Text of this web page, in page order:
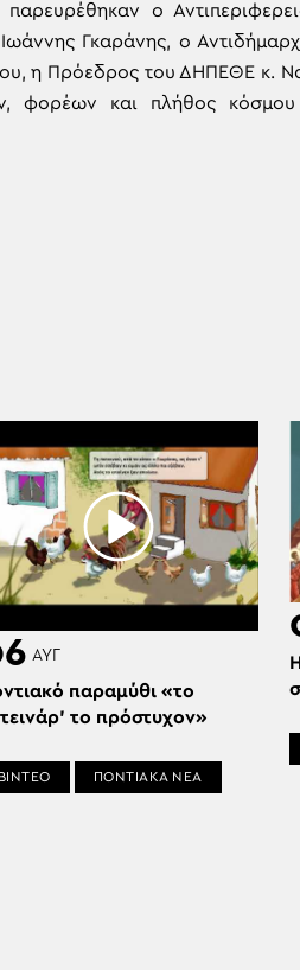
παρευρέθηκαν ο
Γκαράνης, ο
η Πρόεδρος του ΔΗΠΕΘΕ κ.
φορέων και πλήθος
ΑΥΓ
παραμύθι «το
το πρόστυχον»
ΒΙΝΤΕΟ ΠΟΝΤΙΑΚΑ ΝΕΑ